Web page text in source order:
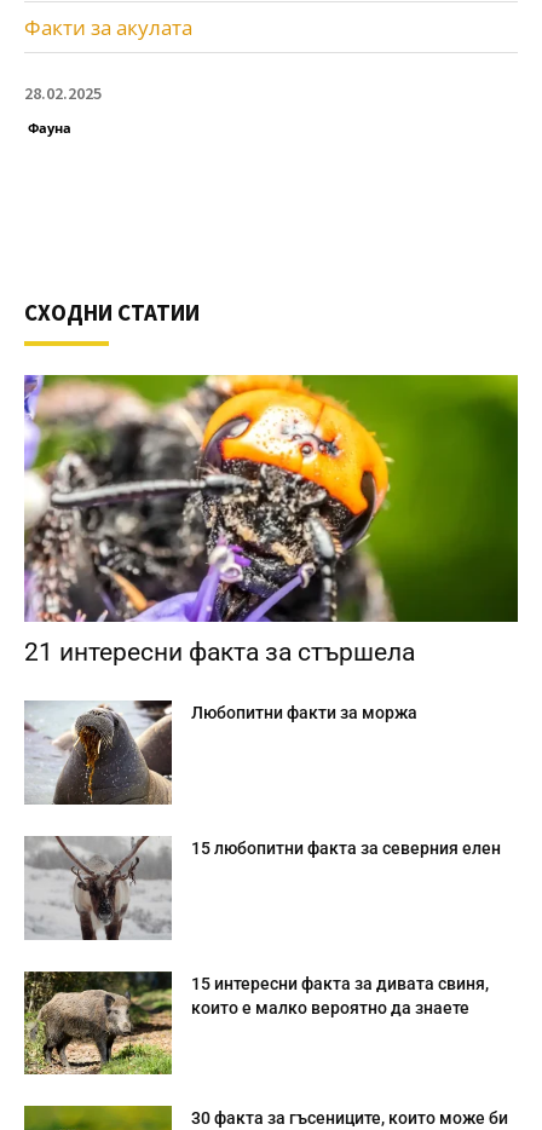
Факти за акулата
28.02.2025
Фауна
СХОДНИ СТАТИИ
21 интересни факта за стършела
Любопитни факти за моржа
15 любопитни факта за северния елен
15 интересни факта за дивата свиня,
които е малко вероятно да знаете
30 факта за гъсениците, които може би